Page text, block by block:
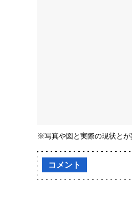
※写真や図と実際の現状とが
コメント